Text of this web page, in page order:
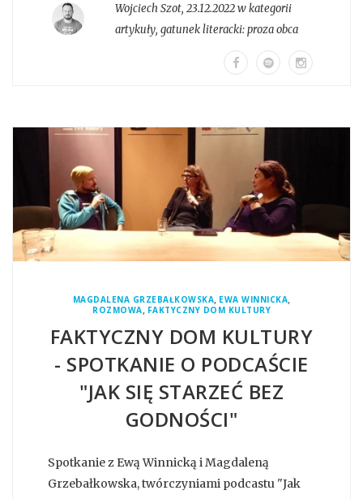
Wojciech Szot, 23.12.2022 w kategorii
artykuły, gatunek literacki:proza obca
MAGDALENA GRZEBAŁKOWSKA, EWA WINNICKA,
ROZMOWA, FAKTYCZNY DOM KULTURY
FAKTYCZNY DOM KULTURY
- SPOTKANIE O PODCAŚCIE
"JAK SIĘ STARZEĆ BEZ
GODNOŚCI"
Spotkanie z Ewą Winnicką i Magdaleną
Grzebałkowska, twórczyniami podcastu "Jak